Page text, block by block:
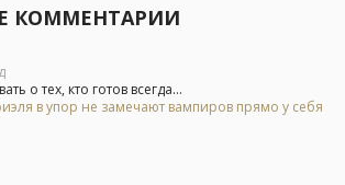
КОММЕНТАРИИ
о тех, кто готов всегда...
в упор не замечают вампиров прямо у себя